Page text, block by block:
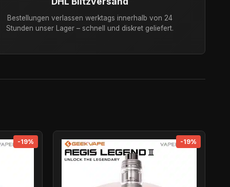
Bestellungen verlassen werktags innerhalb von 24
Stunden unser Lager – schnell und diskret geliefert.
-19% -19%